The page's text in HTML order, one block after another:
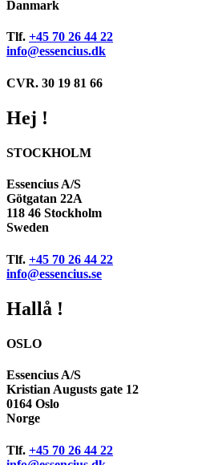
Danmark
Tlf. +45 70 26 44 22
info@essencius.dk
CVR. 30 19 81 66
Hej !
STOCKHOLM
Essencius A/S
Götgatan 22A
118 46 Stockholm
Sweden
Tlf. +45 70 26 44 22
info@essencius.se
Hallå !
OSLO
Essencius A/S
Kristian Augusts gate 12
0164 Oslo
Norge
Tlf. +45 70 26 44 22